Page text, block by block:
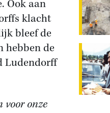
Ook aan
klacht
bleef de
hebben de
Ludendorff
voor onze